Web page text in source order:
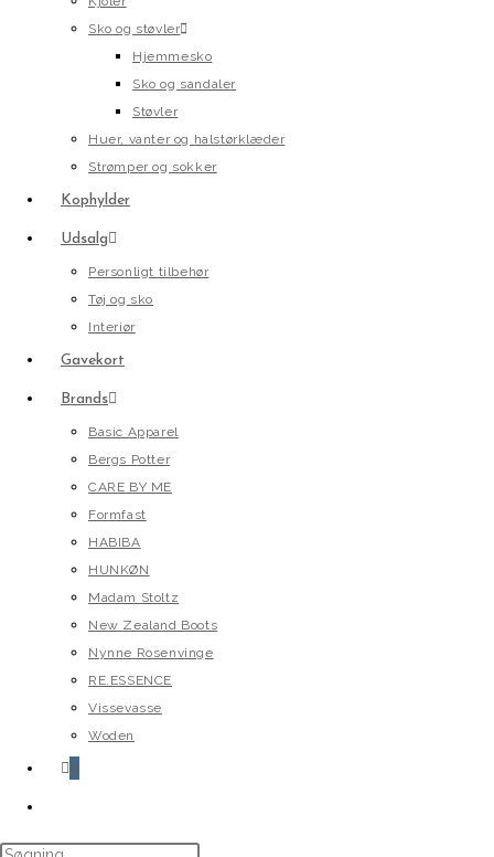
Sko og støvler
Hjemmesko
Sko og sandaler
Støvler
Huer, vanter og halstørklæder
Strømper og sokker
Kophylder
Udsalg
Personligt tilbehør
Tøj og sko
Interiør
Gavekort
Brands
Basic Apparel
Bergs Potter
CARE BY ME
Formfast
HABIBA
HUNKØN
Madam Stoltz
New Zealand Boots
Nynne Rosenvinge
RE.ESSENCE
Vissevasse
Woden
0
website